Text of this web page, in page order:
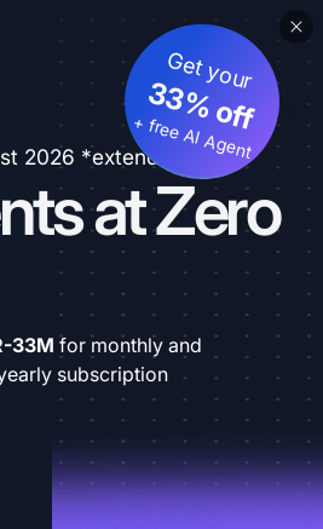
2026 *extended
at Zero
Get your
33% off
+ free AI Agent
33M for monthly and
subscription